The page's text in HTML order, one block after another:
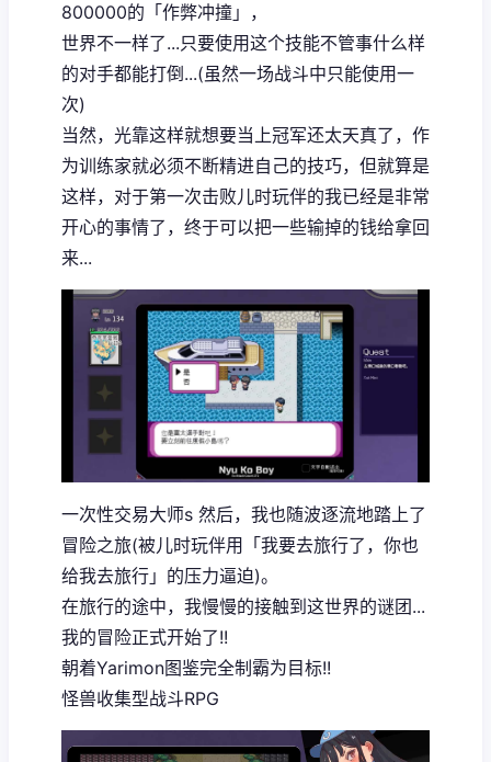
800000的「作弊冲撞」，
世界不一样了...只要使用这个技能不管事什么样
的对手都能打倒...(虽然一场战斗中只能使用一
次)
当然，光靠这样就想要当上冠军还太天真了，作
为训练家就必须不断精进自己的技巧，但就算是
这样，对于第一次击败儿时玩伴的我已经是非常
开心的事情了，终于可以把一些输掉的钱给拿回
来...
一次性交易大师s 然后，我也随波逐流地踏上了
冒险之旅(被儿时玩伴用「我要去旅行了，你也
给我去旅行」的压力逼迫)。
在旅行的途中，我慢慢的接触到这世界的谜团...
我的冒险正式开始了!!
朝着Yarimon图鉴完全制霸为目标!!
怪兽收集型战斗RPG